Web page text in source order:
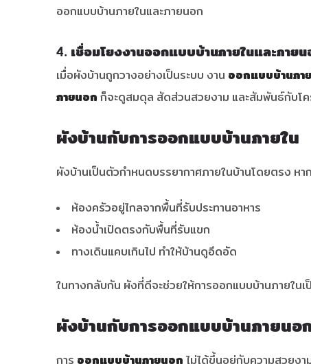
ออกแบบบ้านภายในและภายนอก
4. เชื่อมโยงงานออกแบบบ้านภายในและภายน
เมื่อผังบ้านถูกวางอย่างเป็นระบบ งาน ออกแบบบ้านภา
ภายนอก ก็จะดูสมดุล สัดส่วนสวยงาม และสัมพันธ์กับโค
ผังบ้านกับการออกแบบบ้านภายใน
ผังบ้านเป็นตัวกำหนดบรรยากาศภายในบ้านโดยตรง ห
ห้องครัวอยู่ไกลจากพื้นที่รับประทานอาหาร
ห้องน้ำเปิดตรงกับพื้นที่รับแขก
ทางเดินแคบเกินไป ทำให้บ้านดูอึดอัด
ในทางกลับกัน ผังที่ดีจะช่วยให้การออกแบบบ้านภายใน
ผังบ้านกับการออกแบบบ้านภายนอ
การ ออกแบบบ้านภายนอก ไม่ได้ขึ้นอยู่กับความสวยง